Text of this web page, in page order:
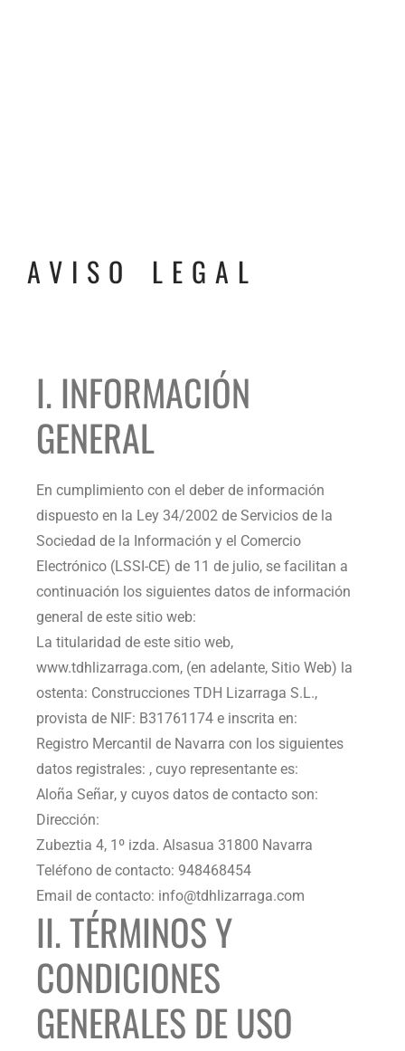
AVISO LEGAL
I. INFORMACIÓN
GENERAL
En cumplimiento con el deber de información
dispuesto en la Ley 34/2002 de Servicios de la
Sociedad de la Información y el Comercio
Electrónico (LSSI-CE) de 11 de julio, se facilitan a
continuación los siguientes datos de información
general de este sitio web:
La titularidad de este sitio web,
www.tdhlizarraga.com, (en adelante, Sitio Web) la
ostenta: Construcciones TDH Lizarraga S.L.,
provista de NIF: B31761174 e inscrita en:
Registro Mercantil de Navarra con los siguientes
datos registrales: , cuyo representante es:
Aloña Señar, y cuyos datos de contacto son:
Dirección:
Zubeztia 4, 1º izda. Alsasua 31800 Navarra
Teléfono de contacto: 948468454
Email de contacto: info@tdhlizarraga.com
II. TÉRMINOS Y
CONDICIONES
GENERALES DE USO